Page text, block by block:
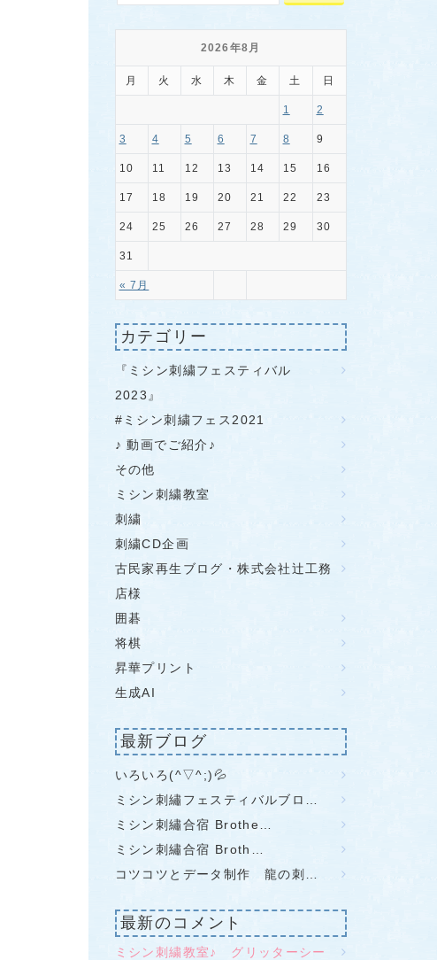
2026年8月
月 火 水 木 金 土 日
« 7月
1 2
3 4 5 6 7 8 9
10 11 12 13 14 15 16
17 18 19 20 21 22 23
24 25 26 27 28 29 30
31
カテゴリー
『ミシン刺繍フェスティバル
2023』
#ミシン刺繍フェス2021
♪ 動画でご紹介♪
その他
ミシン刺繍教室
刺繍
刺繍CD企画
古民家再生ブログ・株式会社辻工務
店様
囲碁
将棋
昇華プリント
生成AI
最新ブログ
いろいろ(^▽^;)💦
ミシン刺繡フェスティバルブロ…
ミシン刺繡合宿 Brothe…
ミシン刺繡合宿 Broth…
コツコツとデータ制作 龍の刺…
最新のコメント
ミシン刺繍教室♪ グリッターシー